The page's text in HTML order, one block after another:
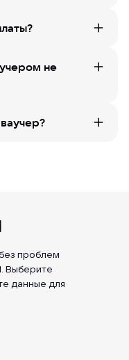
не
проблем
Выберите
данные для